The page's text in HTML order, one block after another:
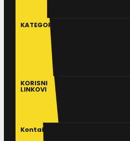
KATEGORIJE
KORISNI
LINKOVI
Kontakt